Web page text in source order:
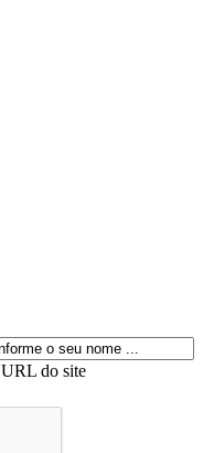
URL do site